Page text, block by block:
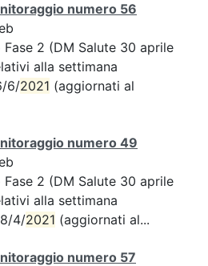
numero 56
2 (DM Salute 30 aprile
alla settimana
6/2021 (aggiornati al
numero 49
2 (DM Salute 30 aprile
alla settimana
4/2021 (aggiornati al...
numero 57